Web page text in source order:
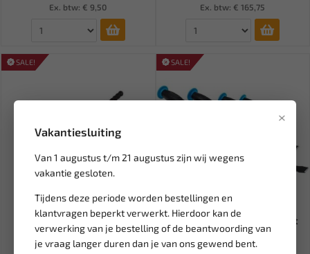
×
Vakantiesluiting
Van 1 augustus t/m 21 augustus zijn wij wegens
vakantie gesloten.
Tijdens deze periode worden bestellingen en
klantvragen beperkt verwerkt. Hierdoor kan de
verwerking van je bestelling of de beantwoording van
je vraag langer duren dan je van ons gewend bent.
Ex. btw: € 9,50
Ex. btw: € 165,75
SALE!
Leverbaar
FORCE Breekijzer 910 mm
687910A
SALE!
Leverbaar
WEBER TOOLS Breekijzer set
met slagkop 4-delig WT-...